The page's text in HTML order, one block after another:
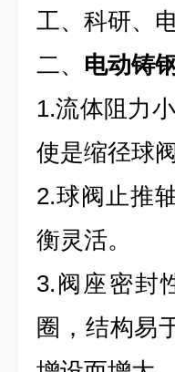
工、科研、
二、 电动铸
1.流体阻力
使是缩径球
2.球阀止推
衡灵活。
3.阀座密封
圈，结构易